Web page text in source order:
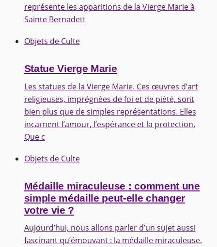
représente les apparitions de la Vierge Marie à
Sainte Bernadett
Objets de Culte
Statue Vierge Marie
Les statues de la Vierge Marie. Ces œuvres d’art
religieuses, imprégnées de foi et de piété, sont
bien plus que de simples représentations. Elles
incarnent l’amour, l’espérance et la protection.
Que c
Objets de Culte
Médaille miraculeuse : comment une
simple médaille peut-elle changer
votre vie ?
Aujourd’hui, nous allons parler d’un sujet aussi
fascinant qu’émouvant : la médaille miraculeuse.